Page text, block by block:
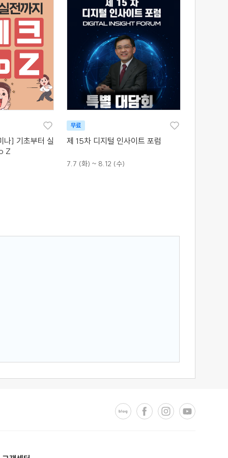
나] 기초부터 실
Z
무료
제 15차 디지털 인사이트 포럼
7.7 (화) ~ 8.12 (수)